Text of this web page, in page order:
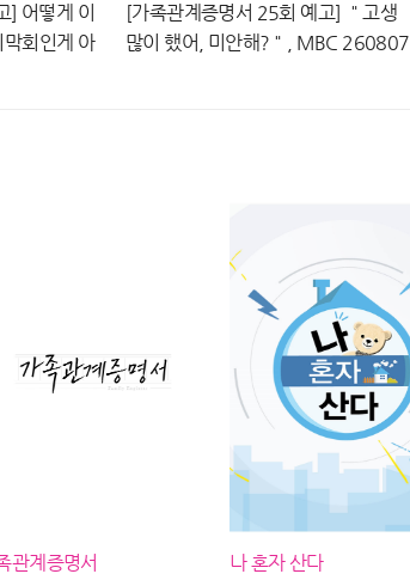
] 어떻게 이
회인게 아
[가족관계증명서 25회 예고] ＂고생
많이 했어, 미안해?＂, MBC 260807
관계증명서
나 혼자 산다